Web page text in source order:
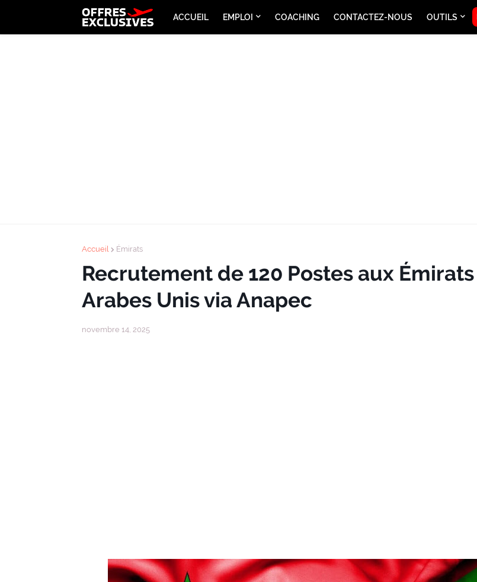
ACCUEIL EMPLOI COACHING CONTACTEZ-NOUS OUTILS
Accueil Émirats
Recrutement de 120 Postes aux Émirats
Arabes Unis via Anapec
novembre 14, 2025